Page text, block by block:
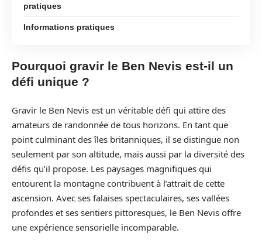
pratiques
Informations pratiques
Pourquoi gravir le Ben Nevis est-il un
défi unique ?
Gravir le Ben Nevis est un véritable défi qui attire des
amateurs de randonnée de tous horizons. En tant que
point culminant des îles britanniques, il se distingue non
seulement par son altitude, mais aussi par la diversité des
défis qu’il propose. Les paysages magnifiques qui
entourent la montagne contribuent à l’attrait de cette
ascension. Avec ses falaises spectaculaires, ses vallées
profondes et ses sentiers pittoresques, le Ben Nevis offre
une expérience sensorielle incomparable.